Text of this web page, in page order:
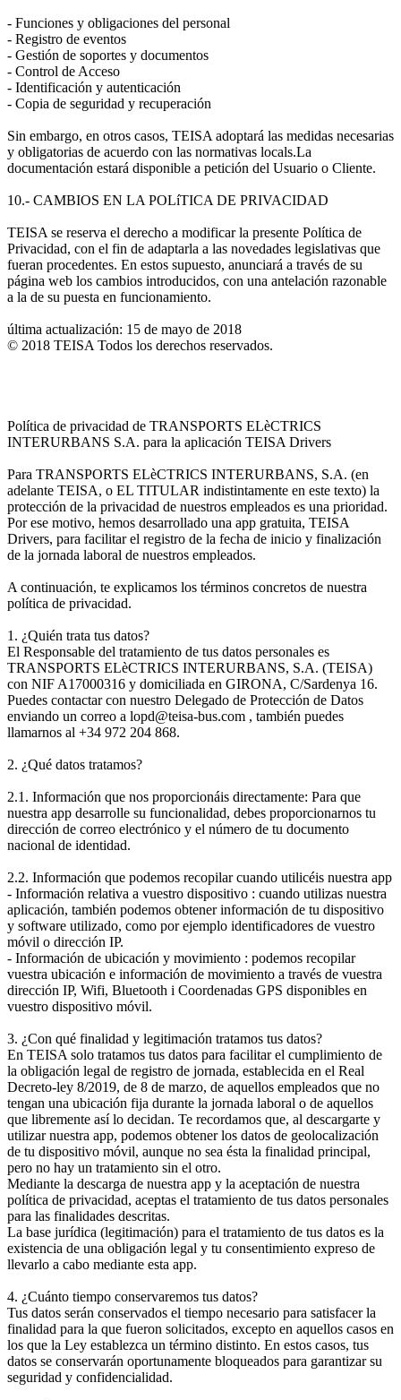
- Funciones y obligaciones del personal
- Registro de eventos
- Gestión de soportes y documentos
- Control de Acceso
- Identificación y autenticación
- Copia de seguridad y recuperación
Sin embargo, en otros casos, TEISA adoptará las medidas necesarias
y obligatorias de acuerdo con las normativas locals.La
documentación estará disponible a petición del Usuario o Cliente.
10.- CAMBIOS EN LA POLíTICA DE PRIVACIDAD
TEISA se reserva el derecho a modificar la presente Política de
Privacidad, con el fin de adaptarla a las novedades legislativas que
fueran procedentes. En estos supuesto, anunciará a través de su
página web los cambios introducidos, con una antelación razonable
a la de su puesta en funcionamiento.
última actualización: 15 de mayo de 2018
© 2018 TEISA Todos los derechos reservados.
Política de privacidad de TRANSPORTS ELèCTRICS
INTERURBANS S.A. para la aplicación TEISA Drivers
Para TRANSPORTS ELèCTRICS INTERURBANS, S.A. (en
adelante TEISA, o EL TITULAR indistintamente en este texto) la
protección de la privacidad de nuestros empleados es una prioridad.
Por ese motivo, hemos desarrollado una app gratuita, TEISA
Drivers, para facilitar el registro de la fecha de inicio y finalización
de la jornada laboral de nuestros empleados.
A continuación, te explicamos los términos concretos de nuestra
política de privacidad.
1. ¿Quién trata tus datos?
El Responsable del tratamiento de tus datos personales es
TRANSPORTS ELèCTRICS INTERURBANS, S.A. (TEISA)
con NIF A17000316 y domiciliada en GIRONA, C/Sardenya 16.
Puedes contactar con nuestro Delegado de Protección de Datos
enviando un correo a lopd@teisa-bus.com , también puedes
llamarnos al +34 972 204 868.
2. ¿Qué datos tratamos?
2.1. Información que nos proporcionáis directamente: Para que
nuestra app desarrolle su funcionalidad, debes proporcionarnos tu
dirección de correo electrónico y el número de tu documento
nacional de identidad.
2.2. Información que podemos recopilar cuando utilicéis nuestra app
- Información relativa a vuestro dispositivo : cuando utilizas nuestra
aplicación, también podemos obtener información de tu dispositivo
y software utilizado, como por ejemplo identificadores de vuestro
móvil o dirección IP.
- Información de ubicación y movimiento : podemos recopilar
vuestra ubicación e información de movimiento a través de vuestra
dirección IP, Wifi, Bluetooth i Coordenadas GPS disponibles en
vuestro dispositivo móvil.
3. ¿Con qué finalidad y legitimación tratamos tus datos?
En TEISA solo tratamos tus datos para facilitar el cumplimiento de
la obligación legal de registro de jornada, establecida en el Real
Decreto-ley 8/2019, de 8 de marzo, de aquellos empleados que no
tengan una ubicación fija durante la jornada laboral o de aquellos
que libremente así lo decidan. Te recordamos que, al descargarte y
utilizar nuestra app, podemos obtener los datos de geolocalización
de tu dispositivo móvil, aunque no sea ésta la finalidad principal,
pero no hay un tratamiento sin el otro.
Mediante la descarga de nuestra app y la aceptación de nuestra
política de privacidad, aceptas el tratamiento de tus datos personales
para las finalidades descritas.
La base jurídica (legitimación) para el tratamiento de tus datos es la
existencia de una obligación legal y tu consentimiento expreso de
llevarlo a cabo mediante esta app.
4. ¿Cuánto tiempo conservaremos tus datos?
Tus datos serán conservados el tiempo necesario para satisfacer la
finalidad para la que fueron solicitados, excepto en aquellos casos en
los que la Ley establezca un término distinto. En estos casos, tus
datos se conservarán oportunamente bloqueados para garantizar su
seguridad y confidencialidad.